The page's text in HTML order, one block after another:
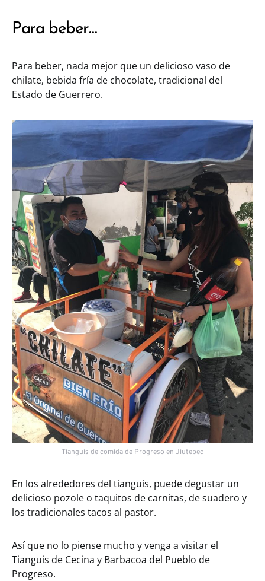
Para beber…
Para beber, nada mejor que un delicioso vaso de
chilate, bebida fría de chocolate, tradicional del
Estado de Guerrero.
Tianguis de comida de Progreso en Jiutepec
En los alrededores del tianguis, puede degustar un
delicioso pozole o taquitos de carnitas, de suadero y
los tradicionales tacos al pastor.
Así que no lo piense mucho y venga a visitar el
Tianguis de Cecina y Barbacoa del Pueblo de
Progreso.